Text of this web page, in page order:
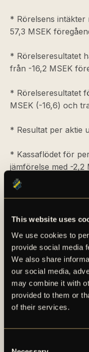
This website uses
We use cookies to
provide social media
We also share
our social media,
may combine it with
provided to them or
of their services.
* Rörelsens intäkter
57,3 MSEK
* Rörelseresultatet
från -16,2 MSEK
* Rörelseresultatet
MSEK (-16,6) och
* Resultat per aktie
* Kassaflödet för
jämförelse med -2,2
* 1 februari
Paulos Abraham.
permanent
första halvår
kopplat till
övergången som
samband med den
totala
klassificering av